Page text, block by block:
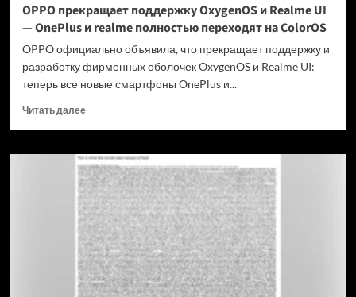
OPPO прекращает поддержку OxygenOS и Realme UI
— OnePlus и realme полностью переходят на ColorOS
OPPO официально объявила, что прекращает поддержку и
разработку фирменных оболочек OxygenOS и Realme UI:
теперь все новые смартфоны OnePlus и...
Читать далееПрочитать
OPPO
прекращает
поддержку
OxygenOS
и
Realme
UI
—
OnePlus
и